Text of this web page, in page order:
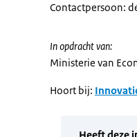
Contactpersoon:
In opdracht van:
Ministerie van
Hoort bij: